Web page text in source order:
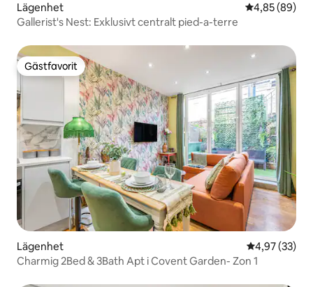
Lägenhet 4,85 av 5 i
4,85 (89)
Gallerist's Nest: Exklusivt centralt pied-a-terre
Gästfavorit
Gästfavorit
Lägenhet 4,97 av 5 i
4,97 (33)
Charmig 2Bed & 3Bath Apt i Covent Garden- Zon 1